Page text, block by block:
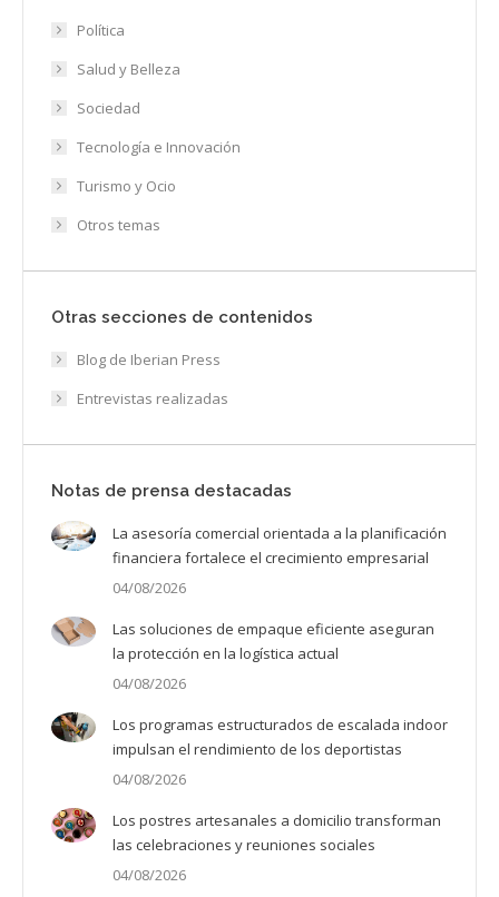
Política
Salud y Belleza
Sociedad
Tecnología e Innovación
Turismo y Ocio
Otros temas
Otras secciones de contenidos
Blog de Iberian Press
Entrevistas realizadas
Notas de prensa destacadas
La asesoría comercial orientada a la planificación
financiera fortalece el crecimiento empresarial
04/08/2026
Las soluciones de empaque eficiente aseguran
la protección en la logística actual
04/08/2026
Los programas estructurados de escalada indoor
impulsan el rendimiento de los deportistas
04/08/2026
Los postres artesanales a domicilio transforman
las celebraciones y reuniones sociales
04/08/2026